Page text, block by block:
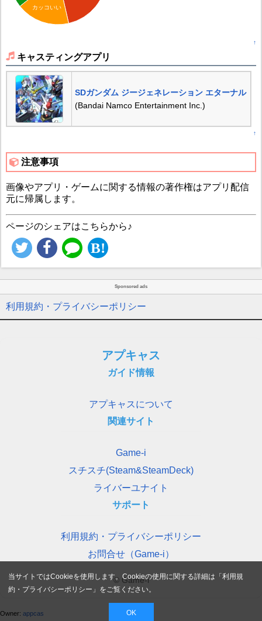
カッコいい
↑
キャスティングアプリ
SDガンダム ジージェネレーション エターナル
(Bandai Namco Entertainment Inc.)
↑
注意事項
画像やアプリ・ゲームに関する情報の著作権はアプリ配信
元に帰属します。
ページのシェアはこちらから♪
Sponsored ads
利用規約・プライバシーポリシー
アプキャス
ガイド情報
アプキャスについて
関連サイト
Game-i
スチスチ(Steam&SteamDeck)
ライバーユナイト
サポート
利用規約・プライバシーポリシー
お問合せ（Game-i）
© Game-i
Owner: appcas
当サイトではCookieを使用します。Cookieの使用に関する詳細は「利用規
約・プライバシーポリシー 」をご覧ください。
OK